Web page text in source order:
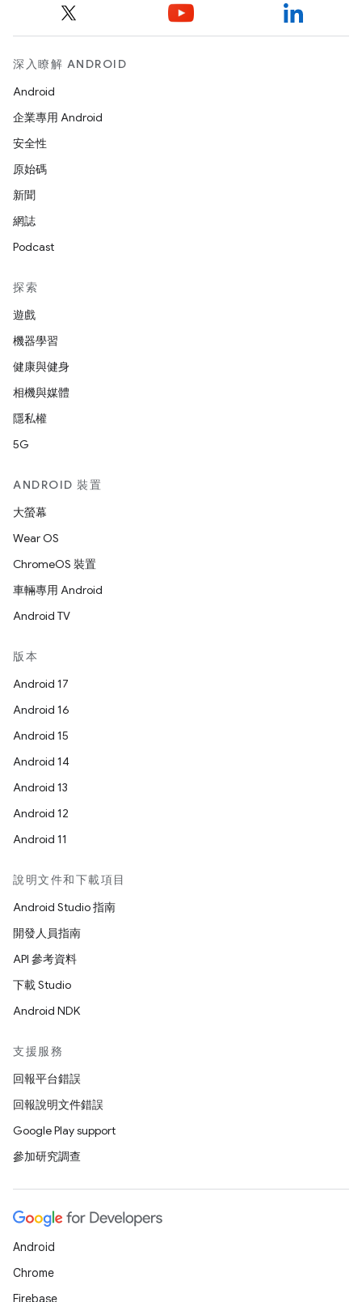
深入瞭解 ANDROID
Android
企業專用 Android
安全性
原始碼
新聞
網誌
Podcast
探索
遊戲
機器學習
健康與健身
相機與媒體
隱私權
5G
ANDROID 裝置
大螢幕
Wear OS
ChromeOS 裝置
車輛專用 Android
Android TV
版本
Android 17
Android 16
Android 15
Android 14
Android 13
Android 12
Android 11
說明文件和下載項目
Android Studio 指南
開發人員指南
API 參考資料
下載 Studio
Android NDK
支援服務
回報平台錯誤
回報說明文件錯誤
Google Play support
參加研究調查
Android
Chrome
Firebase